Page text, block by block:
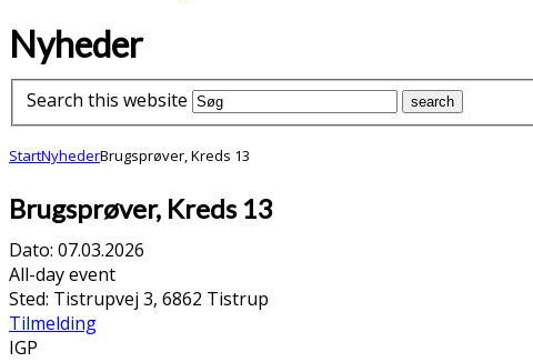
Nyheder
Search this website
StartNyhederBrugsprøver, Kreds 13
Brugsprøver, Kreds 13
Dato: 07.03.2026
All-day event
Sted: Tistrupvej 3, 6862 Tistrup
Tilmelding
IGP